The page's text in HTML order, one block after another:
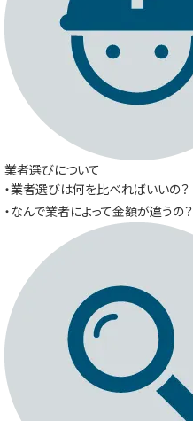
業者選びについて
・業者選びは何を比べればいいの？
・なんで業者によって金額が違うの？